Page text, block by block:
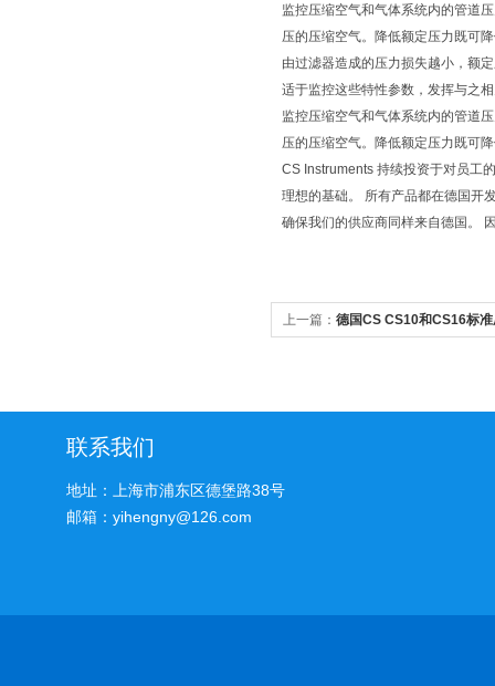
监控压缩空气和气体系统内的管道
压的压缩空气。降低额定压力既可
由过滤器造成的压力损失越小，额
适于监控这些特性参数，发挥与之
监控压缩空气和气体系统内的管道
压的压缩空气。降低额定压力既可
CS Instruments 持续投资于对员工
理想的基础。 所有产品都在德国开
确保我们的供应商同样来自德国。
上一篇： 德国CS CS10和CS16标
联系我们
地址：上海市浦东区德堡路38号
邮箱：yihengny@126.com